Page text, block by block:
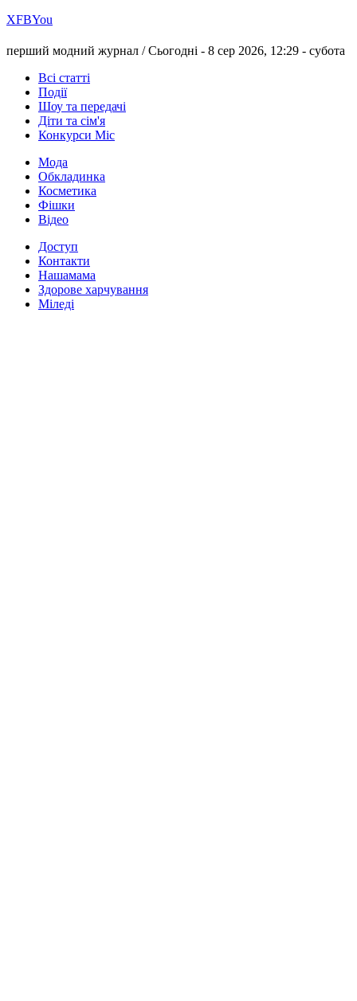
ХFBYou
перший модний журнал /Сьогодні - 8 сер 2026, 12:29 - субота
Всі статті
Події
Шоу та передачі
Діти та сім'я
Конкурси Міс
Мода
Обкладинка
Косметика
Фішки
Відео
Доступ
Контакти
Нашамама
Здорове харчування
Міледі